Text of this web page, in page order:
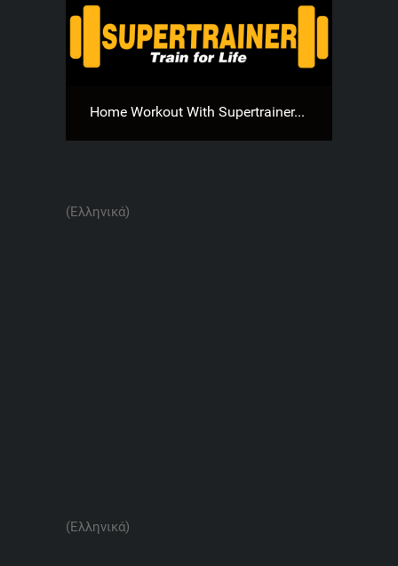
Home Workout With Supertrainer...
(Ελληνικά)
(Ελληνικά)